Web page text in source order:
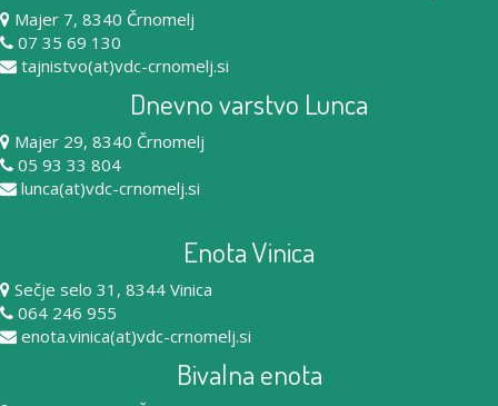
Majer 7, 8340 Črnomelj
07 35 69 130
tajnistvo(at)vdc-crnomelj.si
Dnevno varstvo Lunca
Majer 29, 8340 Črnomelj
05 93 33 804
lunca(at)vdc-crnomelj.si
Enota Vinica
Sečje selo 31, 8344 Vinica
064 246 955
enota.vinica(at)vdc-crnomelj.si
Bivalna enota